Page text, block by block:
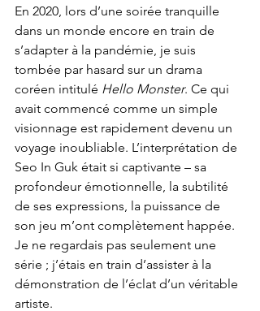
En 2020, lors d’une soirée tranquille
dans un monde encore en train de
s’adapter à la pandémie, je suis
tombée par hasard sur un drama
coréen intitulé Hello Monster. Ce qui
avait commencé comme un simple
visionnage est rapidement devenu un
voyage inoubliable. L’interprétation de
Seo In Guk était si captivante – sa
profondeur émotionnelle, la subtilité
de ses expressions, la puissance de
son jeu m’ont complètement happée.
Je ne regardais pas seulement une
série ; j’étais en train d’assister à la
démonstration de l’éclat d’un véritable
artiste.